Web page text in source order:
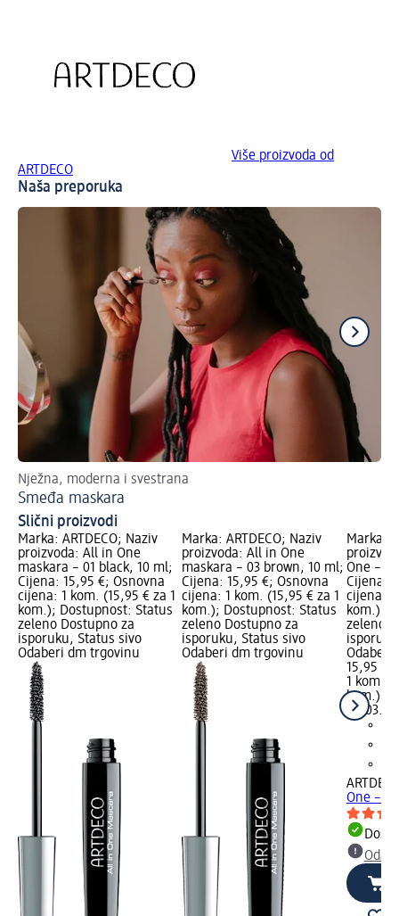
Više proizvoda od
ARTDECO
Naša preporuka
Nježna, moderna i svestrana
Smeđa maskara
Slični proizvodi
Marka: ARTDECO; Naziv
proizvoda: All in One
maskara – 01 black, 10 ml;
Cijena: 15,95 €; Osnovna
cijena: 1 kom. (15,95 € za 1
kom.); Dostupnost: Status
zeleno Dostupno za
isporuku, Status sivo
Odaberi dm trgovinu
Marka: ARTDECO; Naziv
proizvoda: All in One
maskara – 03 brown, 10 ml;
Cijena: 15,95 €; Osnovna
cijena: 1 kom. (15,95 € za 1
kom.); Dostupnost: Status
zeleno Dostupno za
isporuku, Status sivo
Odaberi dm trgovinu
Marka:
One –
Cijena:
cijena: 1
kom.);
zeleno
Odaberi
15,95 €
1 kom.
kom.)
One –